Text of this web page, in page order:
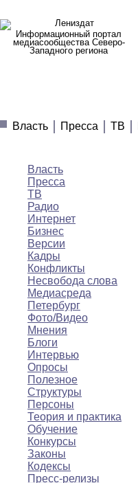
Информационный портал
медиасообщества Северо-
Западного региона
Власть
Пресса ТВ
Власть
Пресса
ТВ
Радио
Интернет
Бизнес
Версии
Кадры
Конфликты
Несвобода слова
Медиасреда
Петербург
Фото/Видео
Мнения
Блоги
Интервью
Опросы
Полезное
Структуры
Персоны
Теория и практика
Обучение
Конкурсы
Законы
Кодексы
Пресс-релизы